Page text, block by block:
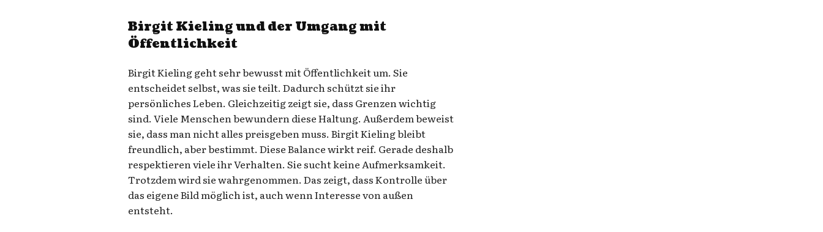
Birgit Kieling und der Umgang mit
Öffentlichkeit
Birgit Kieling geht sehr bewusst mit Öffentlichkeit um. Sie
entscheidet selbst, was sie teilt. Dadurch schützt sie ihr
persönliches Leben. Gleichzeitig zeigt sie, dass Grenzen wichtig
sind. Viele Menschen bewundern diese Haltung. Außerdem beweist
sie, dass man nicht alles preisgeben muss. Birgit Kieling bleibt
freundlich, aber bestimmt. Diese Balance wirkt reif. Gerade deshalb
respektieren viele ihr Verhalten. Sie sucht keine Aufmerksamkeit.
Trotzdem wird sie wahrgenommen. Das zeigt, dass Kontrolle über
das eigene Bild möglich ist, auch wenn Interesse von außen
entsteht.